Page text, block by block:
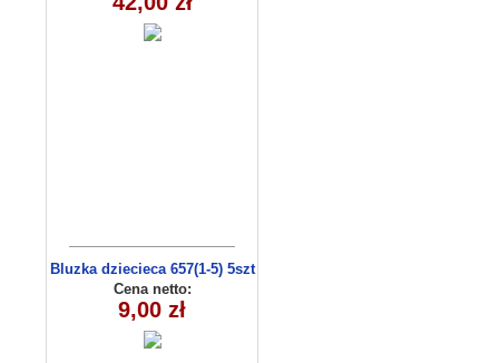
Bluzka dziecieca 657(1-5) 5szt
Cena netto:
9,00 zł